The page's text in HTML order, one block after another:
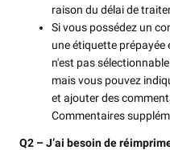
raison du délai de
Si vous possédez un
une étiquette prépayée
n'est pas
mais vous pouvez
et ajouter des
Commentaires
Q2 – J’ai besoin de